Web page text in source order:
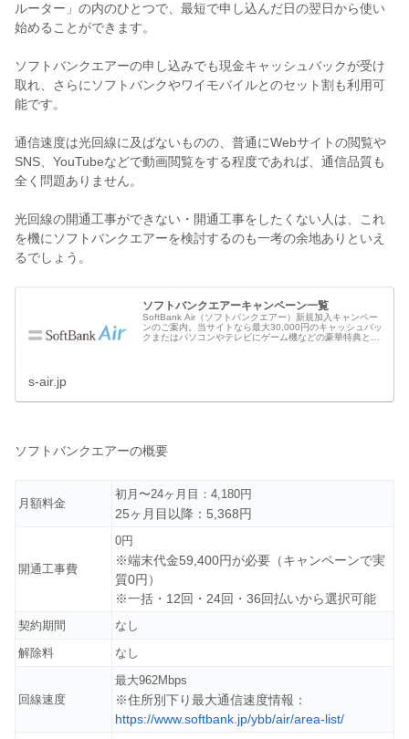
ルーター」の内のひとつで、最短で申し込んだ日の翌日から使い
始めることができます。
ソフトバンクエアーの申し込みでも現金キャッシュバックが受け
取れ、さらにソフトバンクやワイモバイルとのセット割も利用可
能です。
通信速度は光回線に及ばないものの、普通にWebサイトの閲覧や
SNS、YouTubeなどで動画閲覧をする程度であれば、通信品質も
全く問題ありません。
光回線の開通工事ができない・開通工事をしたくない人は、これ
を機にソフトバンクエアーを検討するのも一考の余地ありといえ
るでしょう。
ソフトバンクエアーキャンペーン一覧
SoftBank Air（ソフトバンクエアー）新規加入キャンペー
ンのご案内。当サイトなら最大30,000円のキャッシュバッ
クまたはパソコンやテレビにゲーム機などの豪華特典と選
s-air.jp
ソフトバンクエアーの概要
月額料金
初月〜24ヶ月目：4,180円
25ヶ月目以降：5,368円
開通工事費
0円
※端末代金59,400円が必要（キャンペーンで実
質0円）
※一括・12回・24回・36回払いから選択可能
契約期間
なし
解除料
なし
回線速度
最大962Mbps
※住所別下り最大通信速度情報：
https://www.softbank.jp/ybb/air/area-list/